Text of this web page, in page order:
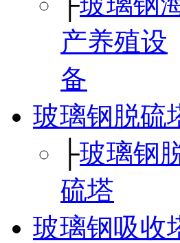
产养殖设
备
玻璃钢脱硫
├玻璃钢
硫塔
玻璃钢吸收